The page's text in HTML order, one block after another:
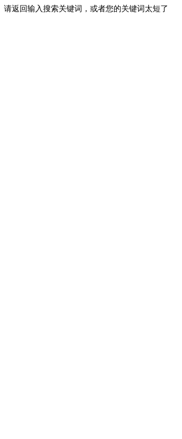
请返回输入搜索关键词，或者您的关键词太短了